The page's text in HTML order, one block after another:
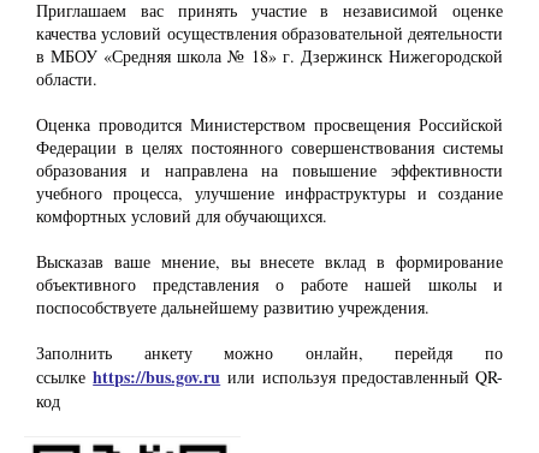
Приглашаем вас принять участие в независимой оценке
качества условий осуществления образовательной деятельности
в МБОУ «Средняя школа № 18» г. Дзержинск Нижегородской
области.
Оценка проводится Министерством просвещения Российской
Федерации в целях постоянного совершенствования системы
образования и направлена на повышение эффективности
учебного процесса, улучшение инфраструктуры и создание
комфортных условий для обучающихся.
Высказав ваше мнение, вы внесете вклад в формирование
объективного представления о работе нашей школы и
поспособствуете дальнейшему развитию учреждения.
Заполнить анкету можно онлайн, перейдя по
ссылкеhttps://bus.gov.ru или используя предоставленный QR-
код